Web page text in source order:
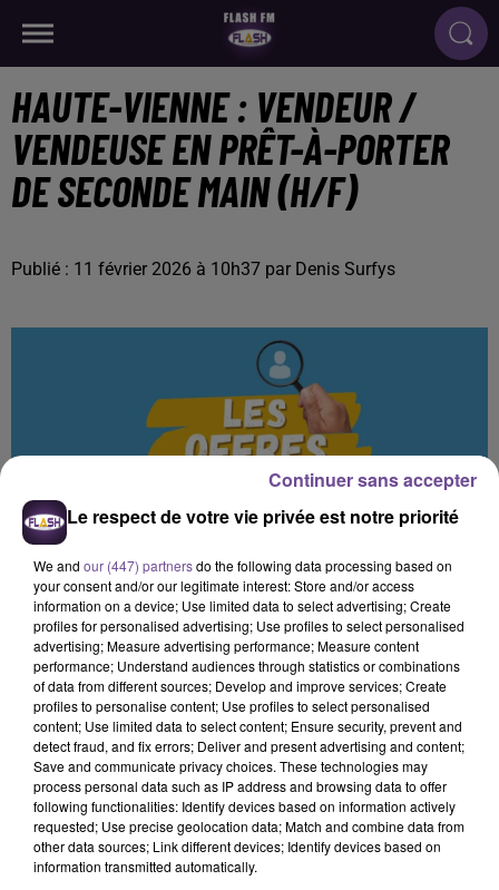
HAUTE-VIENNE : VENDEUR /
VENDEUSE EN PRÊT-À-PORTER
DE SECONDE MAIN (H/F)
Publié : 11 février 2026 à 10h37 par Denis Surfys
Une boutique de prêt-à-porter de
seconde main située à Limoges recrute
un vendeur ou une vendeuse (H/F).
Une boutique de prêt-à-porter de seconde main située à
Limoges recrute un vendeur ou une vendeuse (H/F). Vous
Le respect de votre vie privée est notre priorité
We and our (447) partnersdo the following data processing based on
your consent and/or our legitimate interest: Store and/or access
information on a device; Use limited data to select advertising; Create
profiles for personalised advertising; Use profiles to select personalised
advertising; Measure advertising performance; Measure content
performance; Understand audiences through statistics or combinations
of data from different sources; Develop and improve services; Create
profiles to personalise content; Use profiles to select personalised
content; Use limited data to select content; Ensure security, prevent and
detect fraud, and fix errors; Deliver and present advertising and content;
Save and communicate privacy choices. These technologies may
process personal data such as IP address and browsing data to offer
following functionalities: Identify devices based on information actively
requested; Use precise geolocation data; Match and combine data from
other data sources; Link different devices; Identify devices based on
information transmitted automatically.
Continuer sans accepter